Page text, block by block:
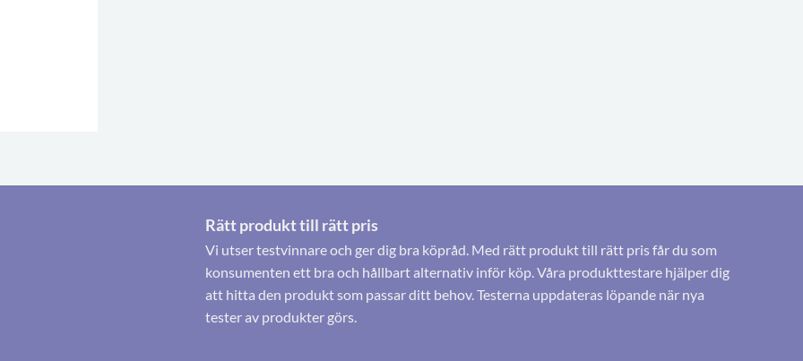
Rätt produkt till rätt pris
Vi utser testvinnare och ger dig bra köpråd. Med rätt produkt till rätt pris får du som
konsumenten ett bra och hållbart alternativ inför köp. Våra produkttestare hjälper dig
att hitta den produkt som passar ditt behov. Testerna uppdateras löpande när nya
tester av produkter görs.